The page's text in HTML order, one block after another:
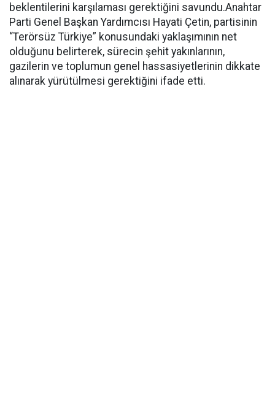
beklentilerini karşılaması gerektiğini savundu.Anahtar
Parti Genel Başkan Yardımcısı Hayati Çetin, partisinin
“Terörsüz Türkiye” konusundaki yaklaşımının net
olduğunu belirterek, sürecin şehit yakınlarının,
gazilerin ve toplumun genel hassasiyetlerinin dikkate
alınarak yürütülmesi gerektiğini ifade etti.